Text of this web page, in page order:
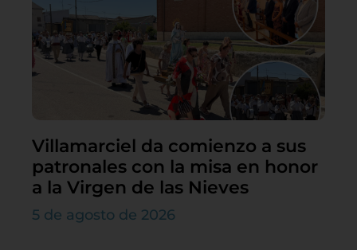
Villamarciel da comienzo a sus
patronales con la misa en honor
a la Virgen de las Nieves
5 de agosto de 2026